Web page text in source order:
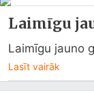
Laimīgu
Laimīgu jauno
Lasīt vairāk